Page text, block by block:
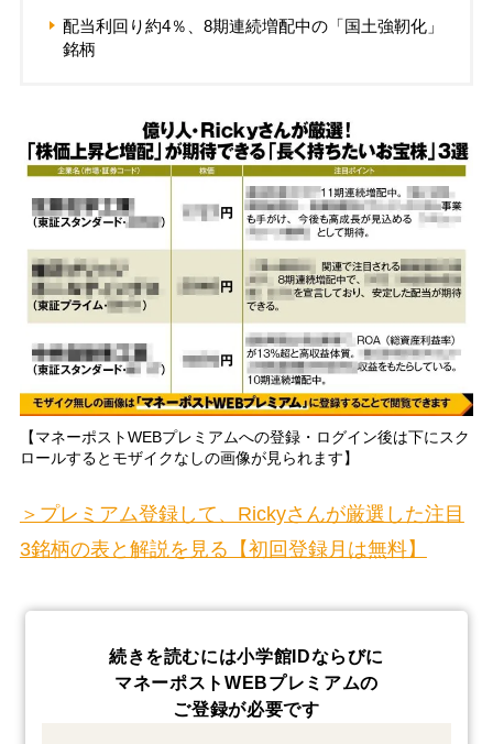
配当利回り約4％、8期連続増配中の「国土強靭化」
銘柄
【マネーポストWEBプレミアムへの登録・ログイン後は下にスク
ロールするとモザイクなしの画像が見られます】
＞プレミアム登録して、Rickyさんが厳選した注目
3銘柄の表と解説を見る【初回登録月は無料】
続きを読むには小学館IDならびに
マネーポストWEBプレミアムの
ご登録が必要です